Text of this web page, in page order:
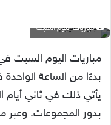
مباريات اليوم السبت
بدءًا من الساعة
يأتي ذلك في ثاني أيام
بدور المجموعات.